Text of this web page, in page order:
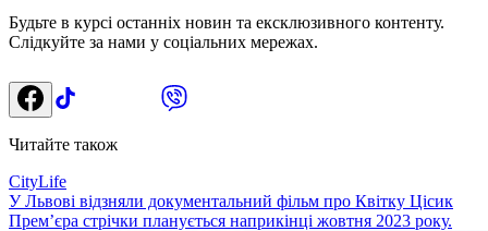
Будьте в курсі останніх новин та ексклюзивного контенту.
Слідкуйте за нами у соціальних мережах.
Читайте також
CityLife
У Львові відзняли документальний фільм про Квітку Цісик
Прем’єра стрічки планується наприкінці жовтня 2023 року.